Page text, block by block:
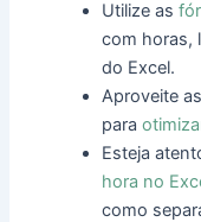
Utilize as
com horas,
do Excel.
Aproveite
para
Esteja
hora no
como